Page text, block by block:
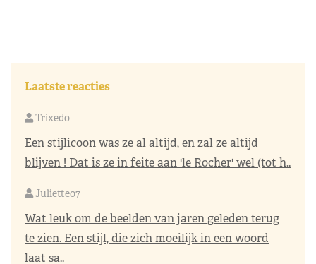
Laatste reacties
Trixedo
Een stijlicoon was ze al altijd, en zal ze altijd
blijven ! Dat is ze in feite aan 'le Rocher' wel (tot h..
Juliette07
Wat leuk om de beelden van jaren geleden terug
te zien. Een stijl, die zich moeilijk in een woord
laat sa..